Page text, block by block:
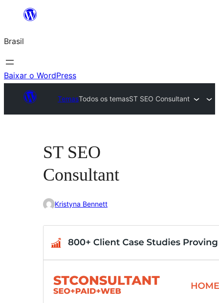
o
conteúdo
Brasil
Baixar o WordPress
TemasTodos os temasST SEO Consultant
ST SEO
Consultant
Kristyna Bennett